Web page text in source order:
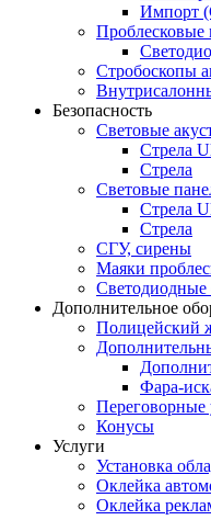
Импорт
Проблесковые
Стробоскопы
Безопасность
Световые
Стрела
Стрела
Световые
Стрела
Стрела
CГУ, сирены
Маяки
Дополнительное
Полицейский
Фара-
Переговорные
Конусы
Услуги
Установка
Оклейка
Оклейка